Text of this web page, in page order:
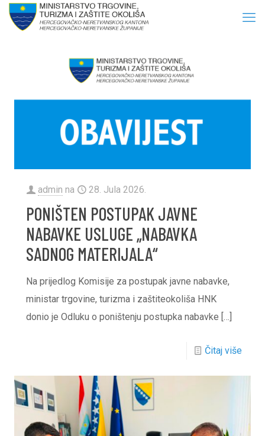
admin na 28. Jula 2026.
PONIŠTEN POSTUPAK JAVNE
NABAVKE USLUGE „NABAVKA
SADNOG MATERIJALA“
Na prijedlog Komisije za postupak javne nabavke,
ministar trgovine, turizma i zaštiteokoliša HNK
donio je Odluku o poništenju postupka nabavke […]
Čitaj više